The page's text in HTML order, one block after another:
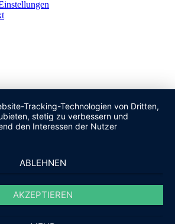
Tracking-Technologien von Dritten,
stetig zu verbessern und
den Interessen der Nutzer
ABLEHNEN
AKZEPTIEREN